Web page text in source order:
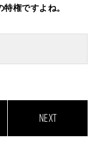
権ですよね。
NEXT